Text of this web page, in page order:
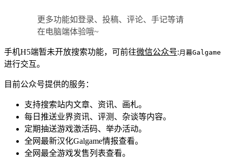
更多功能如登录、投稿、评论、手记等请
在电脑端体验哦~
手机H5端暂未开放搜索功能，可前往微信公众号:月幕Galgame
进行交互。
目前公众号提供的服务：
支持搜索站内文章、资讯、画札。
每日推送业界资讯、评测、杂谈等内容。
定期抽送游戏激活码、举办活动。
全网最新汉化Galgame情报查看。
全网最全游戏发售列表查看。